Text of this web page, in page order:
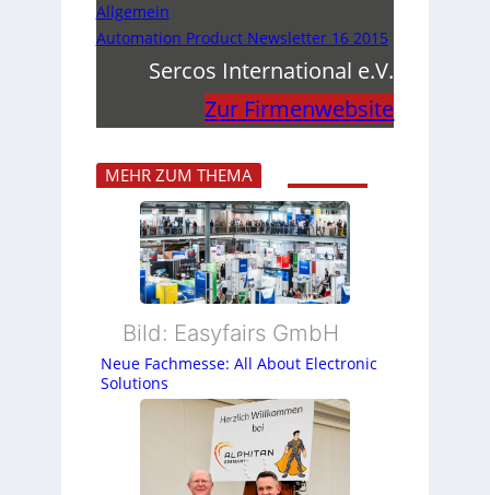
Allgemein
Automation Product Newsletter 16 2015
Sercos International e.V.
Zur Firmenwebsite
MEHR ZUM THEMA
Bild: Easyfairs GmbH
Neue Fachmesse: All About Electronic
Solutions